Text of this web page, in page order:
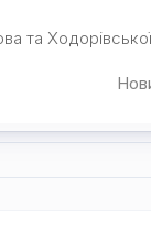
та